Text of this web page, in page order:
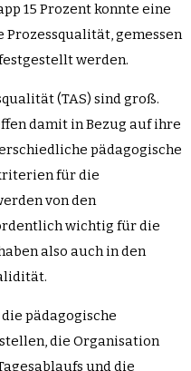
15 Prozent konnte eine
Prozessqualität, gemessen
werden.
(TAS) sind groß.
damit in Bezug auf ihre
pädagogische
für die
von den
wichtig für die
also auch in den
pädagogische
die Organisation
und die